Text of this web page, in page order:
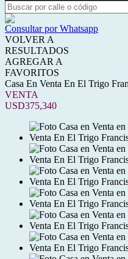
Consultar por Whatsapp
VOLVER A
RESULTADOS
AGREGAR A
FAVORITOS
Casa En Venta En El Trigo
VENTA
USD375,340